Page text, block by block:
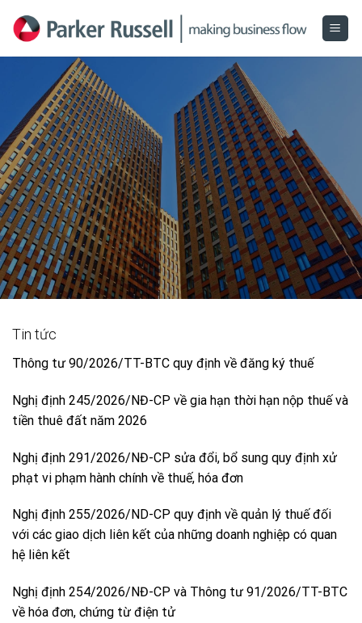
Tin tức
Thông tư 90/2026/TT-BTC quy định về đăng ký thuế
Nghị định 245/2026/NĐ-CP về gia hạn thời hạn nộp thuế và
tiền thuê đất năm 2026
Nghị định 291/2026/NĐ-CP sửa đổi, bổ sung quy định xử
phạt vi phạm hành chính về thuế, hóa đơn
Nghị định 255/2026/ND-CP quy định về quản lý thuế đối
với các giao dịch liên kết của những doanh nghiệp có quan
hệ liên kết
Nghị định 254/2026/NĐ-CP và Thông tư 91/2026/TT-BTC
về hóa đơn, chứng từ điện tử